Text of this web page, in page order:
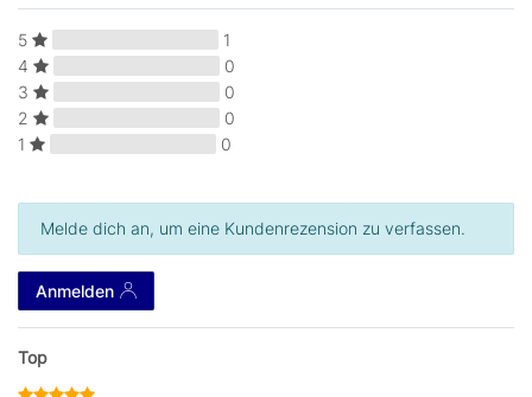
5
1
4
0
3
0
2
0
1
0
Melde dich an, um eine Kundenrezension zu verfassen.
Anmelden
Top